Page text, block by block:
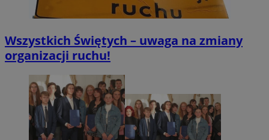
Wszystkich Świętych – uwaga na zmiany
organizacji ruchu!